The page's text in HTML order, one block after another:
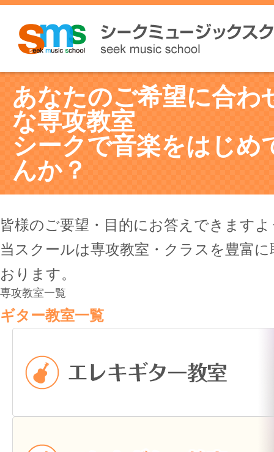
あなたのご希望に合わ
な専攻教室
シークで音楽をはじめ
んか？
皆様のご要望・目的にお答えできますよ
当スクールは専攻教室・クラスを豊富
おります。
専攻教室一覧
ギター教室一覧